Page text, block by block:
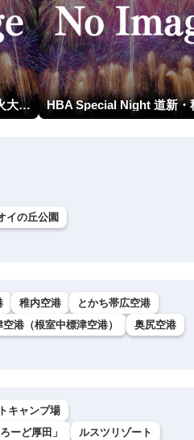
第23回釧路大漁どんぱく花火大会 ～道新・光と音のファンタジー～
イの丘公園
稚内空港
とかち帯広空港
港（根室中標津空港）
奥尻空港
キャンプ場
ーど厚田」
ルスツリゾート